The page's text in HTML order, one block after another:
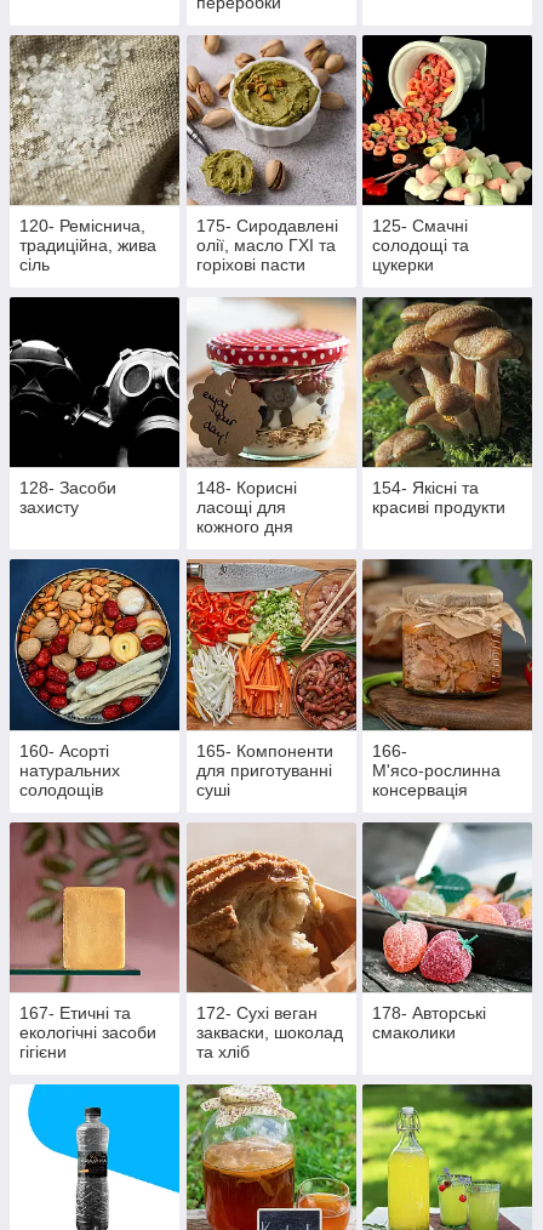
120- Реміснича,
традиційна, жива
сіль
175- Сиродавлені
олії, масло ГХІ та
горіхові пасти
125- Смачні
солодощі та
цукерки
128- Засоби
захисту
148- Корисні
ласощі для
кожного дня
154- Якісні та
красиві продукти
160- Асорті
натуральних
солодощів
165- Компоненти
для приготуванні
суші
166-
М'ясо‑рослинна
консервація
167- Етичні та
екологічні засоби
гігієни
172- Сухі веган
закваски, шоколад
та хліб
178- Авторські
смаколики